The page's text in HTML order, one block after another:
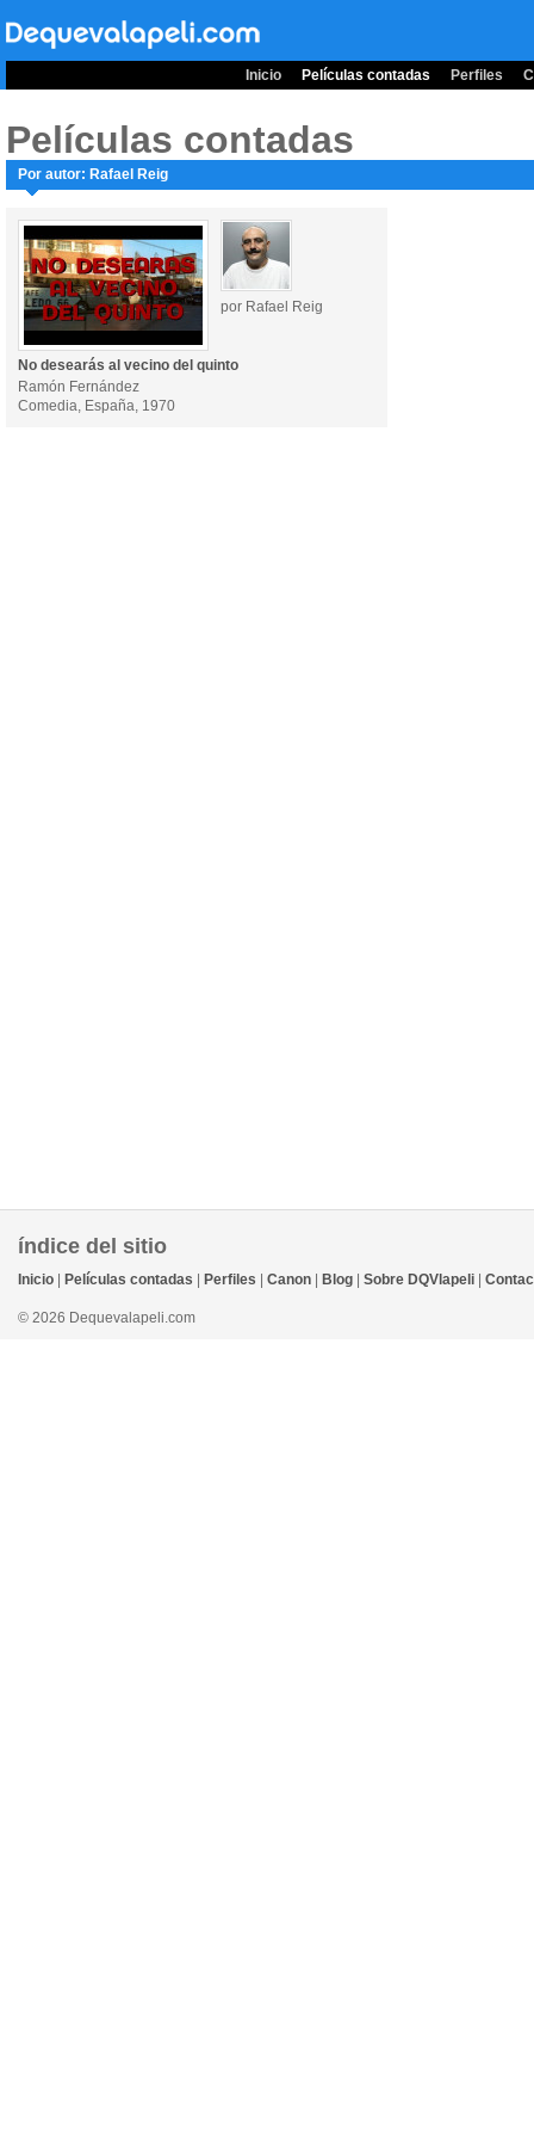
Inicio Películas contadas Perfiles
Películas contadas
Por autor: Rafael Reig
por Rafael Reig
No desearás al vecino del quinto
Ramón Fernández
Comedia, España, 1970
índice del sitio
Inicio Películas contadas Perfiles Canon Blog Sobre DQVlapeli
© 2026 Dequevalapeli.com